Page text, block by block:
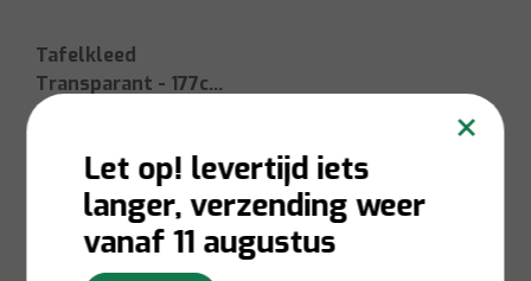
Tafelkleed
Transparant - 177cm
Rond
Op voorraad:Levering 1-
3 werkdagen
Bekijken
×
Let op! levertijd iets
langer, verzending weer
vanaf 11 augustus